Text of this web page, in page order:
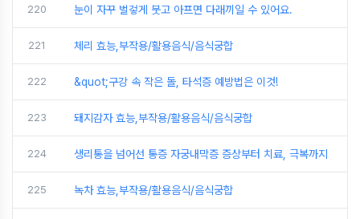
220 눈이 자꾸 벌겋게 붓고 아프면 다래끼일 수 있어요.
221 체리 효능,부작용/활용음식/음식궁합
222 &quot;구강 속 작은 돌, 타석증 예방법은 이것!
223 돼지감자 효능,부작용/활용음식/음식궁합
224 생리통을 넘어선 통증 자궁내막증 증상부터 치료, 극복까지
225 녹차 효능,부작용/활용음식/음식궁합